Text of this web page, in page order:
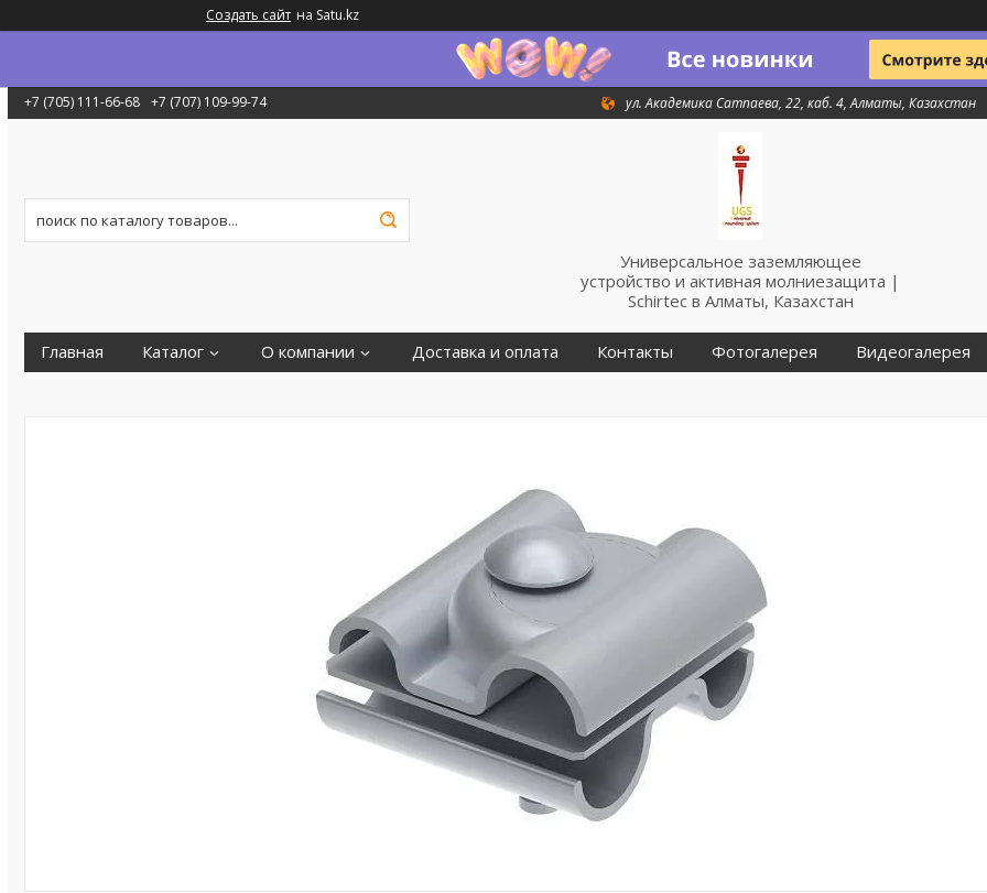
Создать сайт на Satu.kz
+7 (705) 111-66-68 +7 (707) 109-99-74 ул. Академика Сатпаева, 22, каб. 4, Алматы, Казахстан
Универсальное заземляющее
устройство и активная молниезащита |
Schirtec в Алматы, Казахстан
Главная Каталог О компании Доставка и оплата Контакты Фотогалерея Видеогалерея